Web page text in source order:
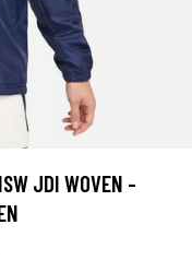
JDI WOVEN -